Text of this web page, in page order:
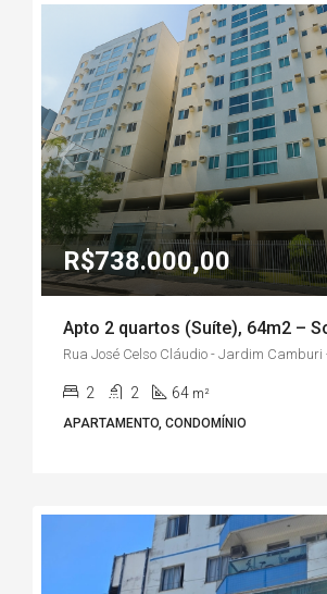
R$738.000,00
Rua José Celso Cláudio - Jardim Camburi
2 2 64 m²
APARTAMENTO, CONDOMÍNIO